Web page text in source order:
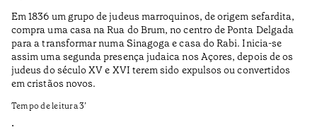
Em 1836 um grupo de judeus marroquinos, de origem sefardita,
compra uma casa na Rua do Brum, no centro de Ponta Delgada
para a transformar numa Sinagoga e casa do Rabi. Inicia-se
assim uma segunda presença judaica nos Açores, depois de os
judeus do século XV e XVI terem sido expulsos ou convertidos
em cristãos novos.
Tempo de leitura3’
•